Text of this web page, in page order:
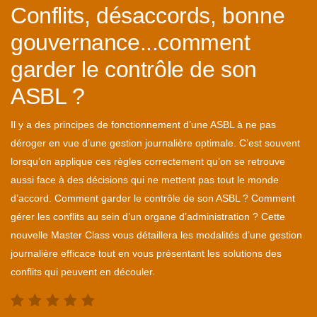
Conflits, désaccords, bonne
gouvernance...comment
garder le contrôle de son
ASBL ?
Il y a des principes de fonctionnement d’une ASBL à ne pas
déroger en vue d’une gestion journalière optimale. C’est souvent
lorsqu’on applique ces règles correctement qu’on se retrouve
aussi face à des décisions qui ne mettent pas tout le monde
d’accord. Comment garder le contrôle de son ASBL ? Comment
gérer les conflits au sein d’un organe d’administration ? Cette
nouvelle Master Class vous détaillera les modalités d’une gestion
journalière efficace tout en vous présentant les solutions des
conflits qui peuvent en découler.